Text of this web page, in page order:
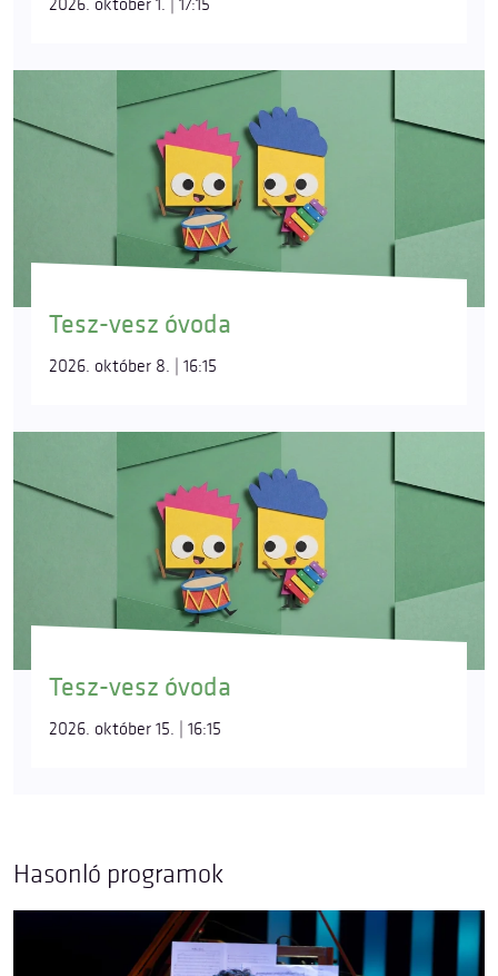
2026. október 1. | 17:15
Tesz-vesz óvoda
2026. október 8. | 16:15
Tesz-vesz óvoda
2026. október 15. | 16:15
Hasonló programok